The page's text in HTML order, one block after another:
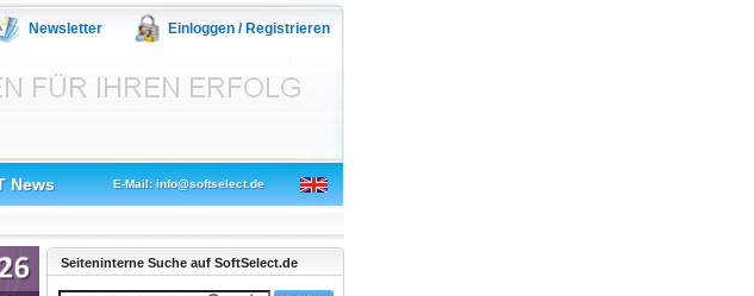
Newsletter Einloggen / Registrieren
News E-Mail: info@softselect.de
Seiteninterne Suche auf SoftSelect.de